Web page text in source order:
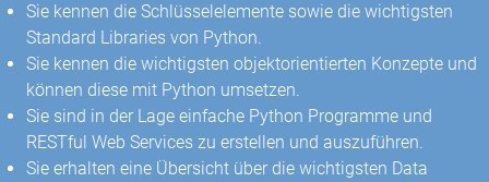
Sie kennen die Schlüsselelemente sowie die wichtigsten
Standard Libraries von Python.
Sie kennen die wichtigsten objektorientierten Konzepte und
können diese mit Python umsetzen.
Sie sind in der Lage einfache Python Programme und
RESTful Web Services zu erstellen und auszuführen.
Sie erhalten eine Übersicht über die wichtigsten Data